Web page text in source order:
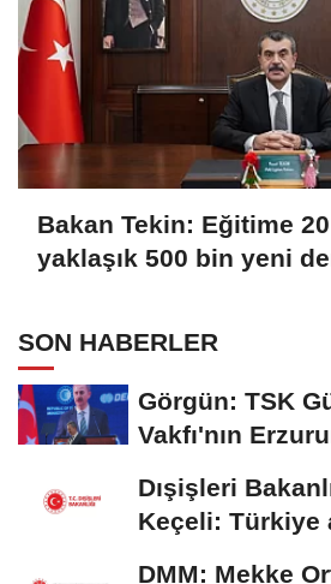
Bakan Tekin: Eğitime
yaklaşık 500 bin yeni
SON HABERLER
Görgün: TSK
Vakfı'nın
Dışişleri
Keçeli: Türkiye
DMM: Mekke